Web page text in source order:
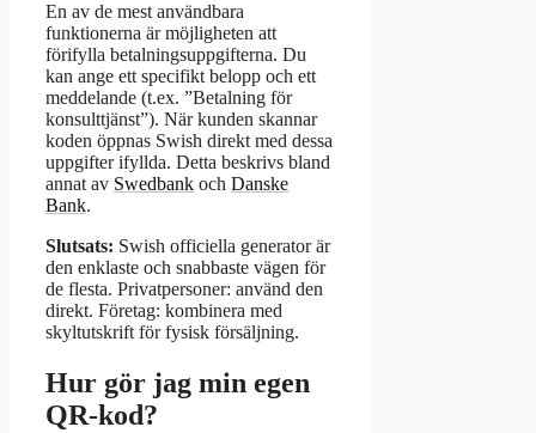
En av de mest användbara
funktionerna är möjligheten att
förifylla betalningsuppgifterna. Du
kan ange ett specifikt belopp och ett
meddelande (t.ex. ”Betalning för
konsulttjänst”). När kunden skannar
koden öppnas Swish direkt med dessa
uppgifter ifyllda. Detta beskrivs bland
annat av Swedbank och Danske
Bank.
Slutsats: Swish officiella generator är
den enklaste och snabbaste vägen för
de flesta. Privatpersoner: använd den
direkt. Företag: kombinera med
skyltutskrift för fysisk försäljning.
Hur gör jag min egen
QR-kod?